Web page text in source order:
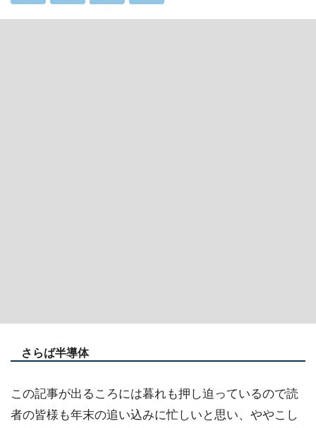
さらば半導体
この記事が出るころには暮れも押し迫っているので読
者の皆様も年末の追い込みに忙しいと思い、ややこし